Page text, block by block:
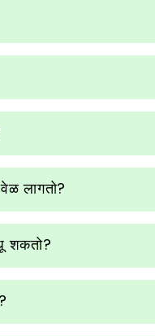
लागतो?
शकतो?